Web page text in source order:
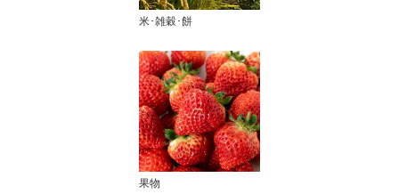
米･雑穀･餅
果物